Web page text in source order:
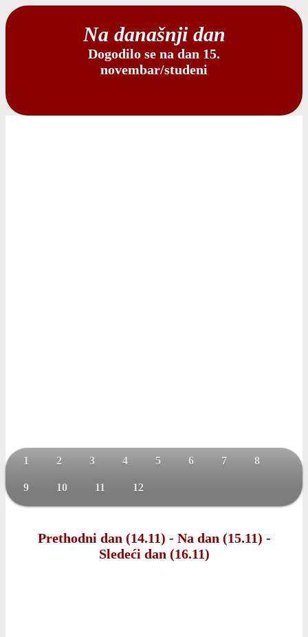
Na današnji dan
Dogodilo se na dan 15.
novembar/studeni
1 2 3 4 5 6 7 8
9 10 11 12
Prethodni dan (14.11) - Na dan (15.11) -
Sledeći dan (16.11)